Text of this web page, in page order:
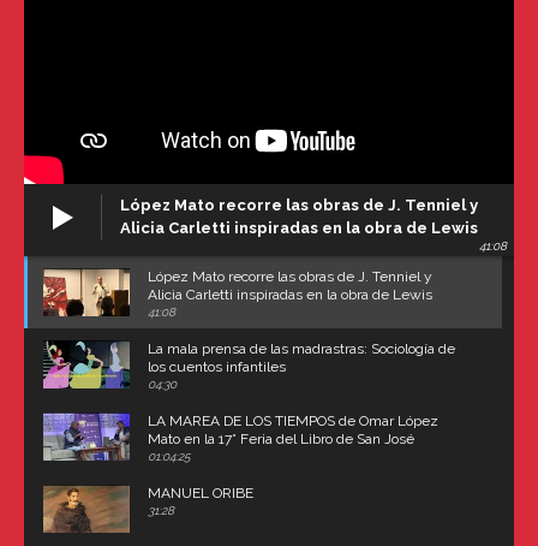
López Mato recorre las obras de J. Tenniel y
Alicia Carletti inspiradas en la obra de Lewis
41:08
López Mato recorre las obras de J. Tenniel y
Alicia Carletti inspiradas en la obra de Lewis
Carroll
41:08
La mala prensa de las madrastras: Sociología de
los cuentos infantiles
04:30
LA MAREA DE LOS TIEMPOS de Omar López
Mato en la 17° Feria del Libro de San José
(Uruguay)
01:04:25
MANUEL ORIBE
31:28